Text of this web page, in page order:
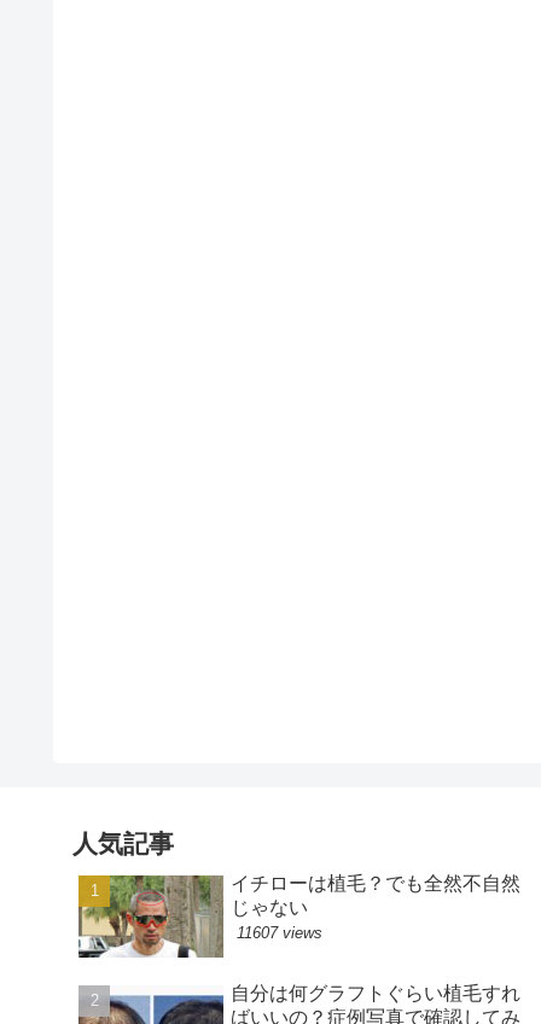
人気記事
イチローは植毛？でも全然不自然
じゃない
11607 views
自分は何グラフトぐらい植毛すれ
ばいいの？症例写真で確認してみ